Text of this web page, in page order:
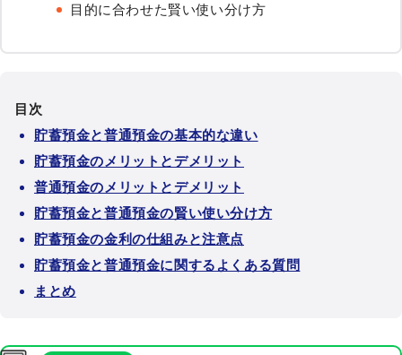
目的に合わせた賢い使い分け方
目次
貯蓄預金と普通預金の基本的な違い
貯蓄預金のメリットとデメリット
普通預金のメリットとデメリット
貯蓄預金と普通預金の賢い使い分け方
貯蓄預金の金利の仕組みと注意点
貯蓄預金と普通預金に関するよくある質問
まとめ